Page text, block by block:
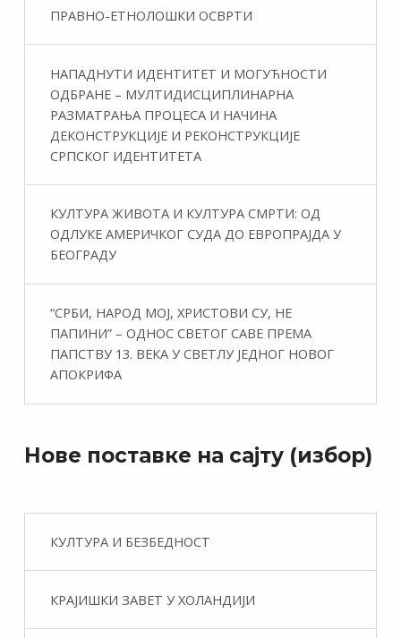
ПРАВНО-ЕТНОЛОШКИ ОСВРТИ
НАПАДНУТИ ИДЕНТИТЕТ И МОГУЋНОСТИ
ОДБРАНЕ – МУЛТИДИСЦИПЛИНАРНА
РАЗМАТРАЊА ПРОЦЕСА И НАЧИНА
ДЕКОНСТРУКЦИЈЕ И РЕКОНСТРУКЦИЈЕ
СРПСКОГ ИДЕНТИТЕТА
КУЛТУРА ЖИВОТА И КУЛТУРА СМРТИ: ОД
ОДЛУКЕ АМЕРИЧКОГ СУДА ДО ЕВРОПРАЈДА У
БЕОГРАДУ
“СРБИ, НАРОД МОЈ, ХРИСТОВИ СУ, НЕ
ПАПИНИ” – ОДНОС СВЕТОГ САВЕ ПРЕМА
ПАПСТВУ 13. ВЕКА У СВЕТЛУ ЈЕДНОГ НОВОГ
АПОКРИФА
Нове поставке на сајту (избор)
КУЛТУРА И БЕЗБЕДНОСТ
КРАЈИШКИ ЗАВЕТ У ХОЛАНДИЈИ